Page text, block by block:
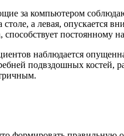
за компьютером
а левая, опускается
способствует
наблюдается
подвздошных костей,